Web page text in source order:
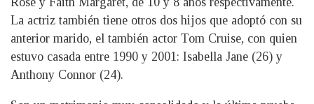
La actriz también tiene otros dos hijos que adoptó con su
anterior marido, el también actor Tom Cruise, con quien
estuvo casada entre 1990 y 2001: Isabella Jane (26) y
Anthony Connor (24).